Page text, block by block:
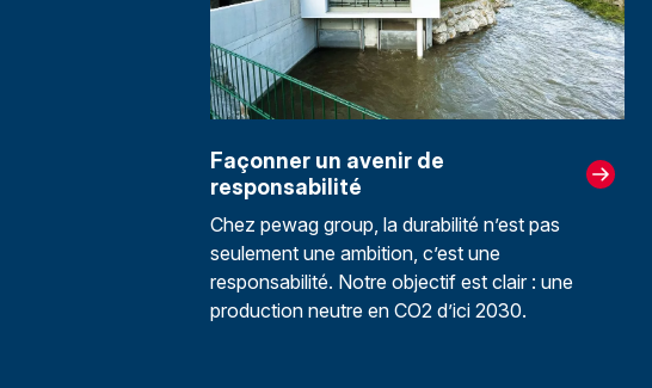
Façonner un avenir de
responsabilité
Chez pewag group, la durabilité n’est pas
seulement une ambition, c’est une
responsabilité. Notre objectif est clair : une
production neutre en CO2 d’ici 2030.